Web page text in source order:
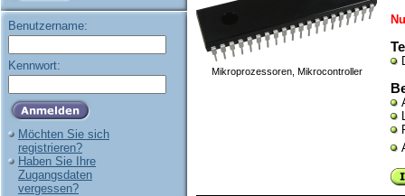
Benutzername:
Kennwort:
Möchten Sie sich
registrieren?
Haben Sie Ihre
Zugangsdaten
vergessen?
Mikroprozessoren, Mikrocontroller